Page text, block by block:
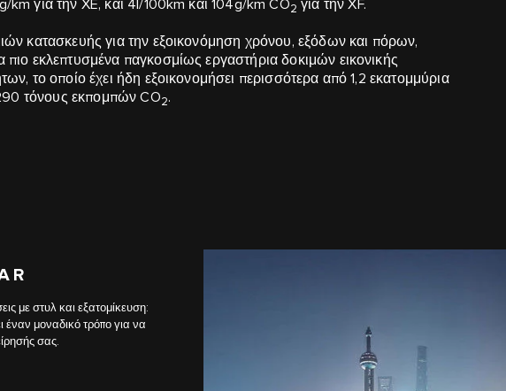
km για την XE, και 4l/100km και 104g/km CO2 για την XF.
κατασκευής για την εξοικονόμηση χρόνου, εξόδων και πόρων,
εκλεπτυσμένα παγκοσμίως εργαστήρια δοκιμών εικονικής
το οποίο έχει ήδη εξοικονομήσει περισσότερα από 1,2 εκατομμύρια
τόνους εκπομπών CO2.
με στυλ και εξατομίκευση:
έναν μοναδικό τρόπο για να
σας.